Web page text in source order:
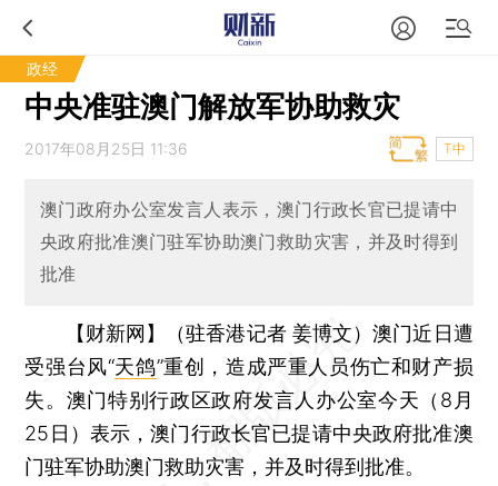
政经
中央准驻澳门解放军协助救灾
2017年08月25日 11:36 T中
澳门政府办公室发言人表示，澳门行政长官已提请中
央政府批准澳门驻军协助澳门救助灾害，并及时得到
批准
【财新网】（驻香港记者 姜博文）澳门近日遭
受强台风“天鸽”重创，造成严重人员伤亡和财产损
失。澳门特别行政区政府发言人办公室今天（8月
25日）表示，澳门行政长官已提请中央政府批准澳
门驻军协助澳门救助灾害，并及时得到批准。